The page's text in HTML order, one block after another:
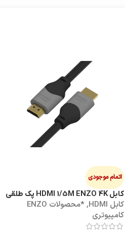
اتمام موجودی
کابل HDMI 1/5M ENZO 4K پک طلقی
کابل HDMI ,
*محصولات ENZO
کامپیوتری